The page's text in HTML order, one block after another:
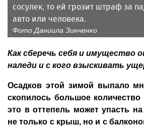
сосулек, то ей грозит штраф за
авто или человека.
Фото Даниила Зинченко
Как сберечь себя и имущество
наледи и с кого взыскивать
Осадков этой зимой выпало
скопилось большое
это в оттепель может упасть
не только с крыш, но и с